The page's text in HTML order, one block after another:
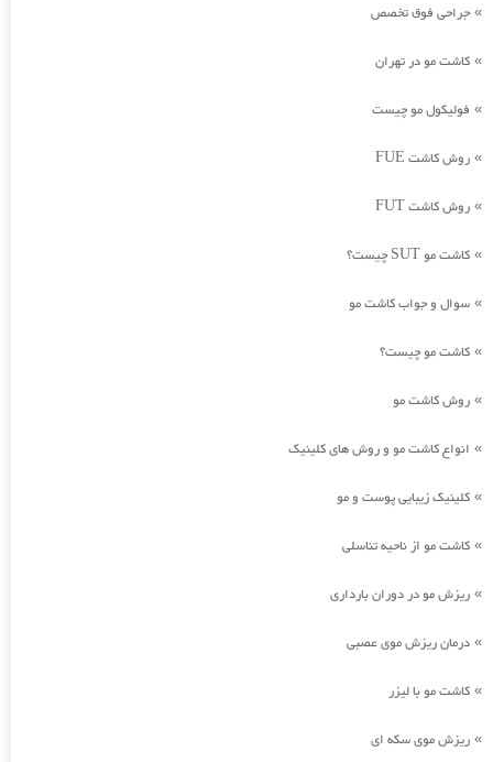
» جراحی فوق تخصص
» کاشت مو در تهران
» فولیکول مو چیست
» روش کاشت FUE
» روش کاشت FUT
» کاشت مو SUT چیست؟
» سوال و جواب کاشت مو
» کاشت مو چیست؟
» روش کاشت مو
» انواع کاشت مو و روش های کلینیک
» کلینیک زیبایی پوست و مو
» کاشت مو از ناحیه تناسلی
» ریزش مو در دوران بارداری
» درمان ریزش موی عصبی
» کاشت مو با لیزر
» ریزش موی سکه ای